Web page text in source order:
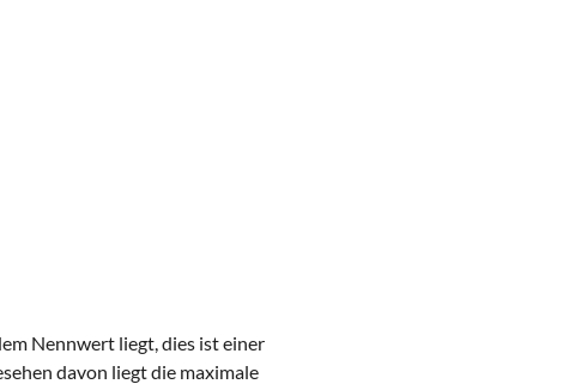
Nennwert liegt, dies ist einer
davon liegt die maximale